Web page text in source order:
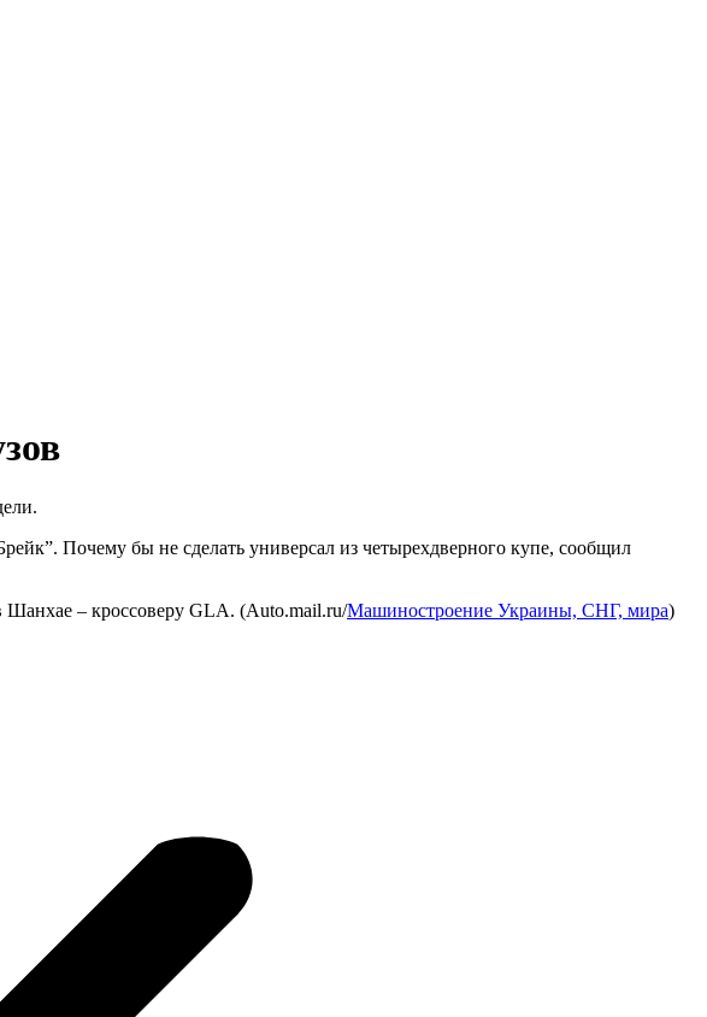
Почему бы не сделать универсал из четырехдверного купе, сообщил
Шанхае – кроссоверу GLA. (Аuto.mail.ru/Машиностроение Украины, СНГ, мира)